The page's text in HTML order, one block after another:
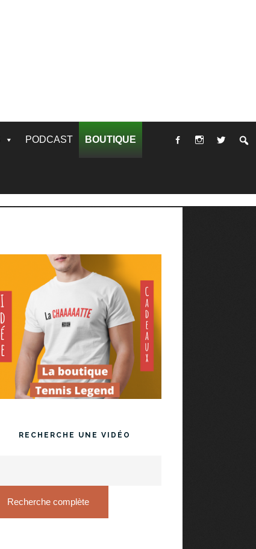
PODCAST BOUTIQUE
RECHERCHE UNE VIDÉO
Recherche complète